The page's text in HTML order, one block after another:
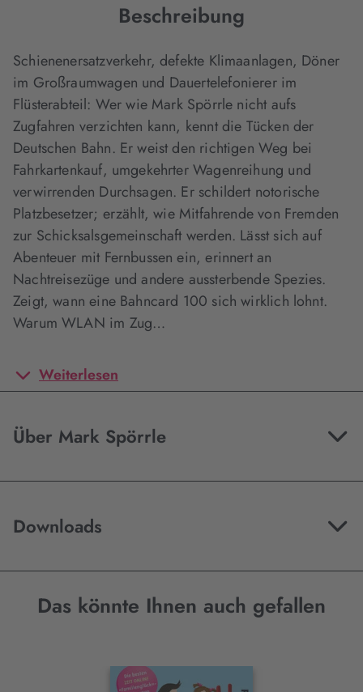
Beschreibung
Schienenersatzverkehr, defekte Klimaanlagen, Döner
im Großraumwagen und Dauertelefonierer im
Flüsterabteil: Wer wie Mark Spörrle nicht aufs
Zugfahren verzichten kann, kennt die Tücken der
Deutschen Bahn. Er weist den richtigen Weg bei
Fahrkartenkauf, umgekehrter Wagenreihung und
verwirrenden Durchsagen. Er schildert notorische
Platzbesetzer; erzählt, wie Mitfahrende von Fremden
zur Schicksalsgemeinschaft werden. Lässt sich auf
Abenteuer mit Fernbussen ein, erinnert an
Nachtreisezüge und andere aussterbende Spezies.
Zeigt, wann eine Bahncard 100 sich wirklich lohnt.
Warum WLAN im Zug…
Weiterlesen
Über Mark Spörrle
Downloads
Das könnte Ihnen auch gefallen